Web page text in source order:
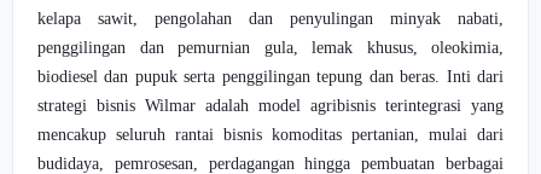
kelapa sawit, pengolahan dan penyulingan minyak nabati,
penggilingan dan pemurnian gula, lemak khusus, oleokimia,
biodiesel dan pupuk serta penggilingan tepung dan beras. Inti dari
strategi bisnis Wilmar adalah model agribisnis terintegrasi yang
mencakup seluruh rantai bisnis komoditas pertanian, mulai dari
budidaya, pemrosesan, perdagangan hingga pembuatan berbagai